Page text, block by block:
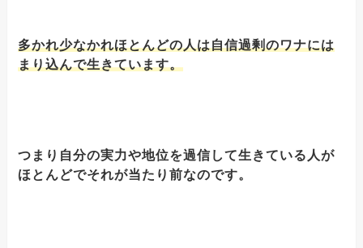
多かれ少なかれほとんどの人は自信過剰のワナには
まり込んで生きています。
つまり自分の実力や地位を過信して生きている人が
ほとんどでそれが当たり前なのです。